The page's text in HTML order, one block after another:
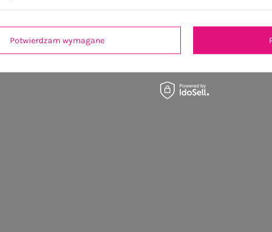
Potwierdzam wymagane